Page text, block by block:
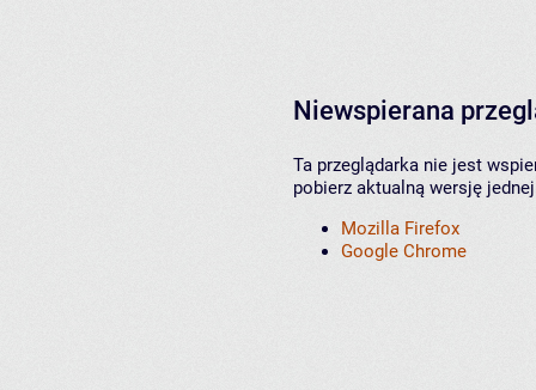
Niewspierana
Ta przeglądarka nie jest
pobierz aktualną wersję
Mozilla Firefox
Google Chrome